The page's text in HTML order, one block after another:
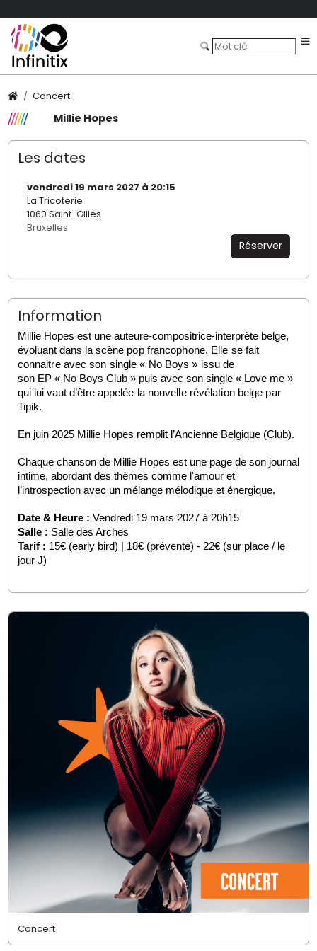
Concert
Millie Hopes
Les dates
vendredi 19 mars 2027 à 20:15
La Tricoterie
1060 Saint-Gilles
Bruxelles
Réserver
Information
Millie Hopes est une auteure-compositrice-interprète belge,
évoluant dans la scène pop francophone. Elle se fait
connaitre avec son single « No Boys » issu de
son EP « No Boys Club » puis avec son single « Love me »
qui lui vaut d’être appelée la nouvelle révélation belge par
Tipik.
En juin 2025 Millie Hopes remplit l’Ancienne Belgique (Club).
Chaque chanson de Millie Hopes est une page de son journal
intime, abordant des thèmes comme l'amour et
l’introspection avec un mélange mélodique et énergique.
Date & Heure : Vendredi 19 mars 2027 à 20h15
Salle : Salle des Arches
Tarif : 15€ (early bird) | 18€ (prévente) - 22€ (sur place / le
jour J)
Concert